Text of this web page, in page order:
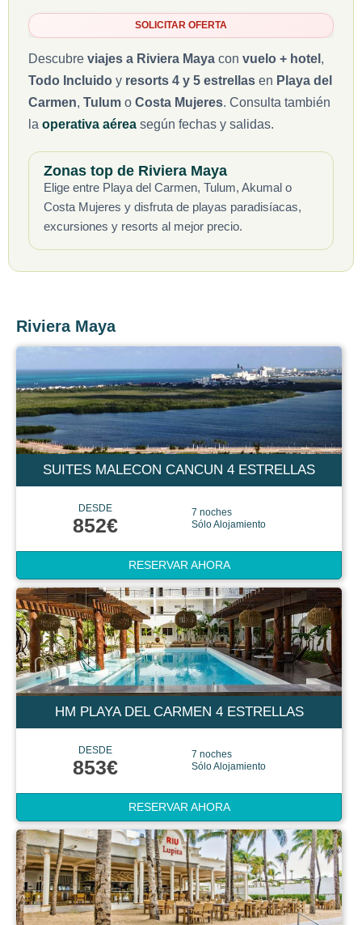
SOLICITAR OFERTA
Descubre viajes a Riviera Maya con vuelo + hotel ,
Todo Incluido y resorts 4 y 5 estrellas en Playa del
Carmen, Tulum o Costa Mujeres. Consulta también
la operativa aérea según fechas y salidas.
Zonas top de Riviera Maya
Elige entre Playa del Carmen, Tulum, Akumal o
Costa Mujeres y disfruta de playas paradisíacas,
excursiones y resorts al mejor precio.
Riviera Maya
SUITES MALECON CANCUN 4 ESTRELLAS
DESDE
852€
7 noches
Sólo Alojamiento
RESERVAR AHORA
HM PLAYA DEL CARMEN 4 ESTRELLAS
DESDE
853€
7 noches
Sólo Alojamiento
RESERVAR AHORA